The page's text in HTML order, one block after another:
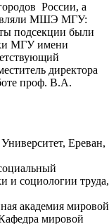
России, а
МШЭ МГУ:
подсекции были
МГУ имени
директора
проф. В.А.
Ереван,
и социологии труда,
академия мировой
мировой